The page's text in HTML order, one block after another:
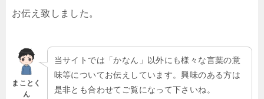
お伝え致しました。
まことく
ん
当サイトでは「かなん」以外にも様々な言葉の意
味等についてお伝えしています。興味のある方は
是非とも合わせてご覧になって下さいね。